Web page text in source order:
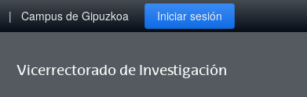
Campus de Gipuzkoa Iniciar sesión
Vicerrectorado de Investigación